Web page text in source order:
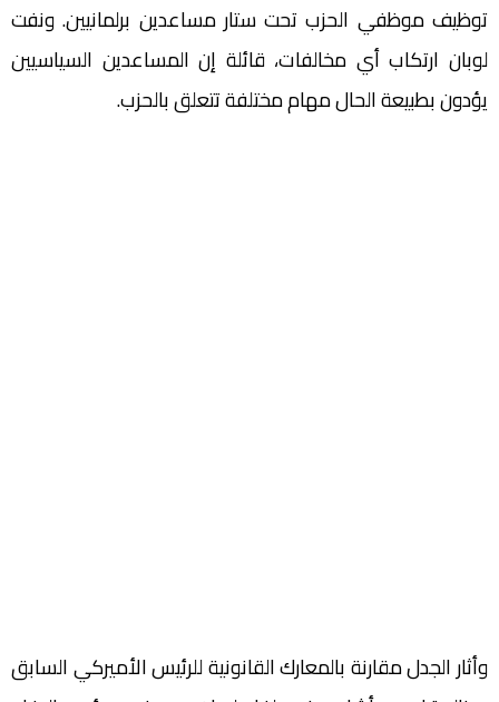
توظيف موظفي الحزب تحت ستار مساعدين برلمانيين. ونفت
لوبان ارتكاب أي مخالفات، قائلة إن المساعدين السياسيين
يؤدون بطبيعة الحال مهام مختلفة تتعلق بالحزب.
وأثار الجدل مقارنة بالمعارك القانونية للرئيس الأميركي السابق